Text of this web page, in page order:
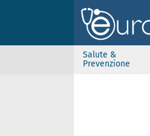
Salute &
Prevenzione